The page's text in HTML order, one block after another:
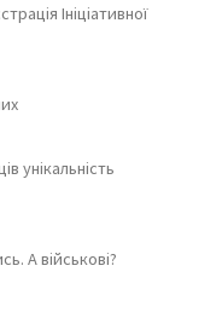
Ініціативної
унікальність
А військові?